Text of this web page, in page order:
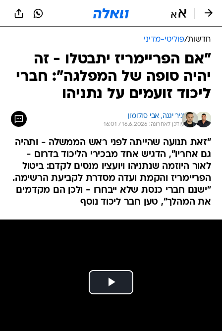
חדשות/פוליטי-מדיני
"אם הפריימריז יתבטלו - זה
יהיה סופה של המפלגה": חברי
ליכוד זועמים על נתניהו
יניר יגנה, אבי סולומון
עודכן לאחרונה: 16.6.2026 / 16:01
"זאת תנועה שהייתה לפני ראש הממשלה - ותהיה
גם אחריו", הדגיש אחד מבכירי הליכוד בדרום -
לאור היוזמה שנתניהו ויועציו מנסים לקדם: ביטול
הפריימריז והקמת ועדה מסדרת לקביעת הרשימה.
"ישנם חברי כנסת שלא ייבחרו - ולכן הם מקדמים
את המהלך", טען חבר ליכוד נוסף